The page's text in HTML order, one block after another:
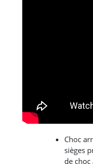
Choc
sièges
de